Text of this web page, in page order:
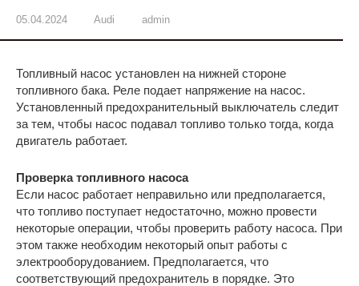
05.04.2024 Audi admin
Топливный насос установлен на нижней стороне
топливного бака. Реле подает напряжение на насос.
Установленный предохранительный выключатель следит
за тем, чтобы насос подавал топливо только тогда, когда
двигатель работает.
Проверка топливного насоса
Если насос работает неправильно или предполагается,
что топливо поступает недостаточно, можно провести
некоторые операции, чтобы проверить работу насоса. При
этом также необходим некоторый опыт работы с
электрооборудованием. Предполагается, что
соответствующий предохранитель в порядке. Это